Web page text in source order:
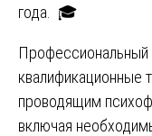
года. 🎓
Профессиональный
квалификационные
проводящим
включая